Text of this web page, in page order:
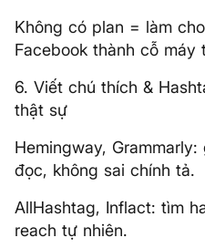
Không có plan = làm
Facebook thành cỗ máy
6. Viết chú thích &
thật sự
Hemingway,
đọc, không sai chính tả.
AllHashtag, Inflact: tìm
reach tự nhiên.